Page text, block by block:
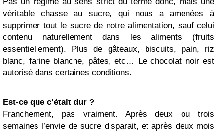
véritable chasse au sucre, qui nous a amenées à
supprimer tout le sucre de notre alimentation, sauf celui
contenu naturellement dans les aliments (fruits
essentiellement). Plus de gâteaux, biscuits, pain, riz
blanc, farine blanche, pâtes, etc… Le chocolat noir est
autorisé dans certaines conditions.
Est-ce que c’était dur ?
Franchement, pas vraiment. Après deux ou trois
semaines l’envie de sucre disparait, et après deux mois